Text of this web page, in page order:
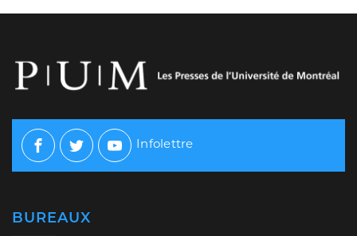
Facebook
TwitterYoutube
Infolettre
BUREAUX